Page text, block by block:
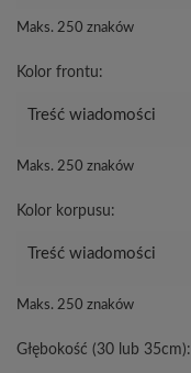
Maks. 250 znaków
Kolor frontu:
Maks. 250 znaków
Kolor korpusu:
Maks. 250 znaków
Głębokość (30 lub 35cm):